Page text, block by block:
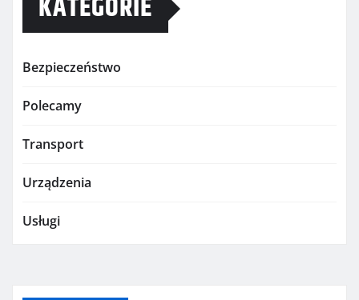
Bezpieczeństwo
Polecamy
Transport
Urządzenia
Usługi